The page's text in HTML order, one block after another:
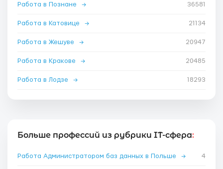
Работа в Познане → 36581
Работа в Катовице → 21134
Работа в Жешуве → 20947
Работа в Кракове → 20485
Работа в Лодзе → 18293
Больше профессий из рубрики IT-сфера:
Работа Администратором баз данных в Польше → 4